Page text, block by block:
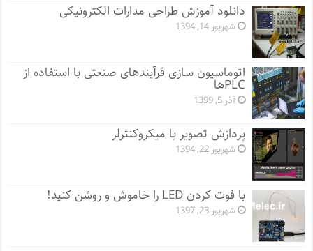
دانلود آموزش طراحی مدارات الکترونیکی
شهریور 14, 1394
اتوماسیون سازی فرآیندهای صنعتی با استفاده از
PLCها
آذر 5, 1399
پردازش تصویر با میکروکنترلر
شهریور 22, 1394
با فوت کردن LED را خاموش و روشن کنید!
شهریور 23, 1397